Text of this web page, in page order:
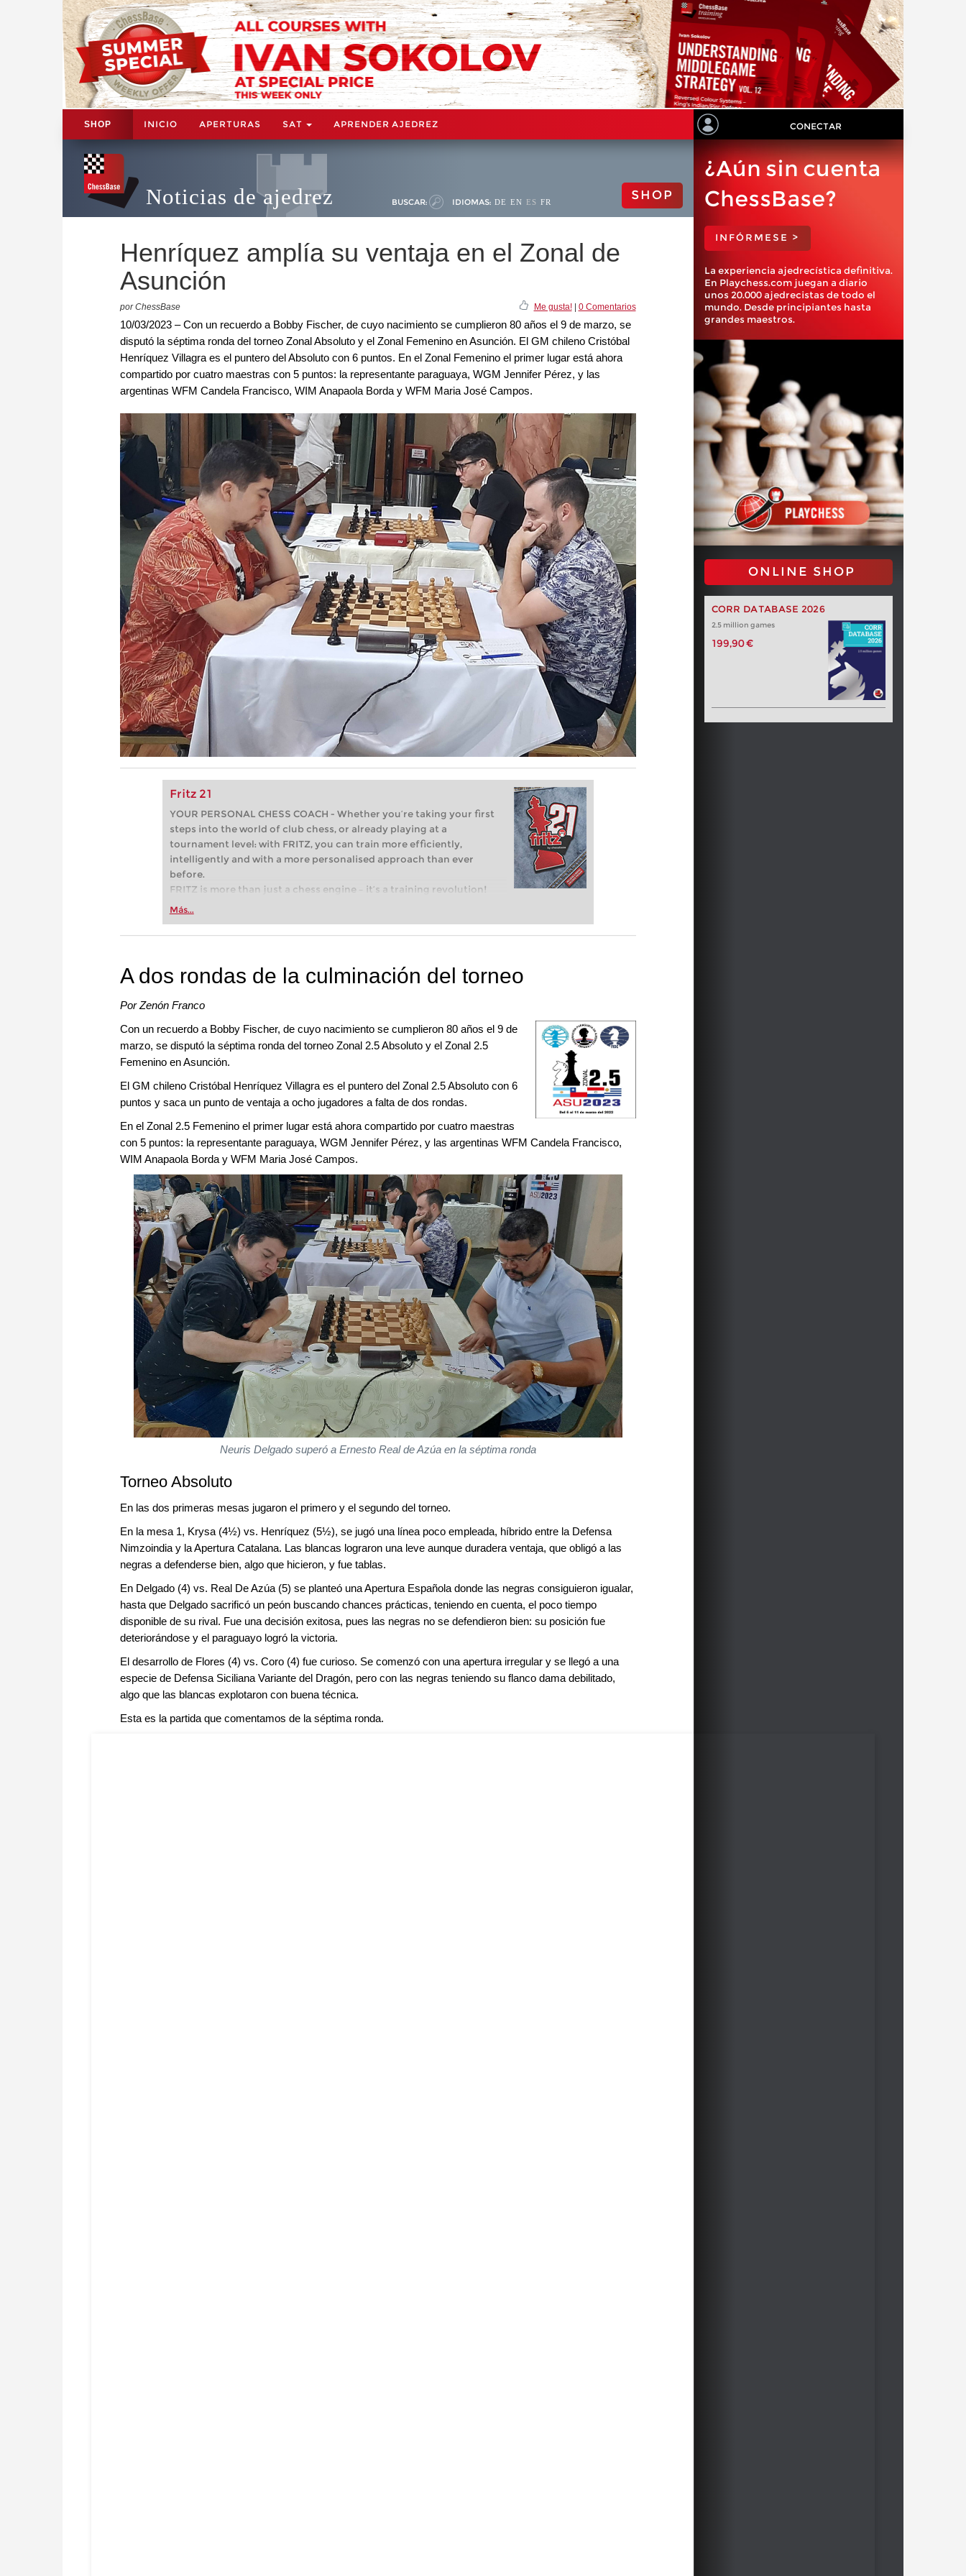
SHOP INICIO APERTURAS SAT APRENDER AJEDREZ CONECTAR
Noticias de ajedrez BUSCAR: IDIOMAS: DE EN ES FR SHOP
Henríquez amplía su ventaja en el Zonal de
Asunción
por ChessBase Me gusta!| 0 Comentarios
10/03/2023 – Con un recuerdo a Bobby Fischer, de cuyo nacimiento se cumplieron 80 años el 9 de marzo, se
disputó la séptima ronda del torneo Zonal Absoluto y el Zonal Femenino en Asunción. El GM chileno Cristóbal
Henríquez Villagra es el puntero del Absoluto con 6 puntos. En el Zonal Femenino el primer lugar está ahora
compartido por cuatro maestras con 5 puntos: la representante paraguaya, WGM Jennifer Pérez, y las
argentinas WFM Candela Francisco, WIM Anapaola Borda y WFM Maria José Campos.
Fritz 21
YOUR PERSONAL CHESS COACH - Whether you’re taking your first
steps into the world of club chess, or already playing at a
tournament level: with FRITZ, you can train more efficiently,
intelligently and with a more personalised approach than ever
before.
FRITZ is more than just a chess engine – it’s a training revolution!
Whether you’re taking your first steps into the world of club chess,
more efficiently, intelligently and with a more personalised
Más...
¿Aún sin cuenta
ChessBase?
INFÓRMESE >
La experiencia ajedrecística definitiva.
En Playchess.com juegan a diario
unos 20.000 ajedrecistas de todo el
mundo. Desde principiantes hasta
grandes maestros.
ONLINE SHOP
CORR DATABASE 2026
2.5 million games
199,90 €
A dos rondas de la culminación del torneo
Por Zenón Franco
Con un recuerdo a Bobby Fischer, de cuyo nacimiento se cumplieron 80 años el 9 de
marzo, se disputó la séptima ronda del torneo Zonal 2.5 Absoluto y el Zonal 2.5
Femenino en Asunción.
El GM chileno Cristóbal Henríquez Villagra es el puntero del Zonal 2.5 Absoluto con 6
puntos y saca un punto de ventaja a ocho jugadores a falta de dos rondas.
En el Zonal 2.5 Femenino el primer lugar está ahora compartido por cuatro maestras
con 5 puntos: la representante paraguaya, WGM Jennifer Pérez, y las argentinas WFM Candela Francisco,
WIM Anapaola Borda y WFM Maria José Campos.
Neuris Delgado superó a Ernesto Real de Azúa en la séptima ronda
Torneo Absoluto
En las dos primeras mesas jugaron el primero y el segundo del torneo.
En la mesa 1, Krysa (4½) vs. Henríquez (5½), se jugó una línea poco empleada, híbrido entre la Defensa
Nimzoindia y la Apertura Catalana. Las blancas lograron una leve aunque duradera ventaja, que obligó a las
negras a defenderse bien, algo que hicieron, y fue tablas.
En Delgado (4) vs. Real De Azúa (5) se planteó una Apertura Española donde las negras consiguieron igualar,
hasta que Delgado sacrificó un peón buscando chances prácticas, teniendo en cuenta, el poco tiempo
disponible de su rival. Fue una decisión exitosa, pues las negras no se defendieron bien: su posición fue
deteriorándose y el paraguayo logró la victoria.
El desarrollo de Flores (4) vs. Coro (4) fue curioso. Se comenzó con una apertura irregular y se llegó a una
especie de Defensa Siciliana Variante del Dragón, pero con las negras teniendo su flanco dama debilitado,
algo que las blancas explotaron con buena técnica.
Esta es la partida que comentamos de la séptima ronda.